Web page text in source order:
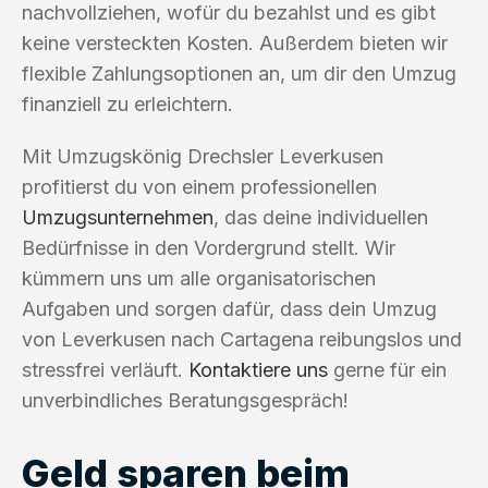
nachvollziehen, wofür du bezahlst und es gibt
keine versteckten Kosten. Außerdem bieten wir
flexible Zahlungsoptionen an, um dir den Umzug
finanziell zu erleichtern.
Mit Umzugskönig Drechsler Leverkusen
profitierst du von einem professionellen
Umzugsunternehmen, das deine individuellen
Bedürfnisse in den Vordergrund stellt. Wir
kümmern uns um alle organisatorischen
Aufgaben und sorgen dafür, dass dein Umzug
von Leverkusen nach Cartagena reibungslos und
stressfrei verläuft. Kontaktiere uns gerne für ein
unverbindliches Beratungsgespräch!
Geld sparen beim